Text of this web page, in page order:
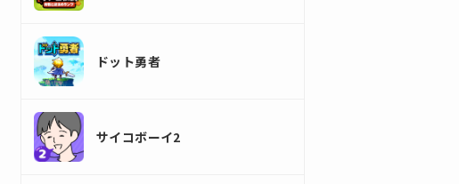
ドット勇者
サイコボーイ2